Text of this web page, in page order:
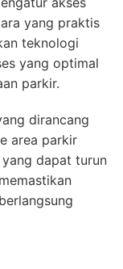
yang praktis
teknologi
yang optimal
parkir.
dirancang
area parkir
dapat turun